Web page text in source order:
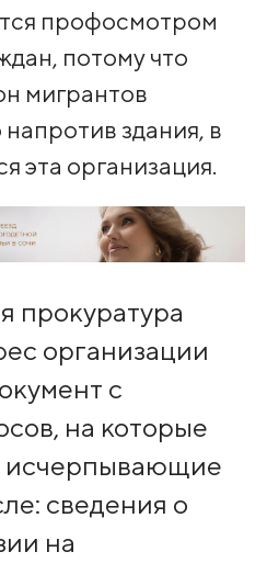
профосмотром
потому что
мигрантов
здания, в
эта организация.
прокуратура
организации
с
на которые
исчерпывающие
сведения о
на